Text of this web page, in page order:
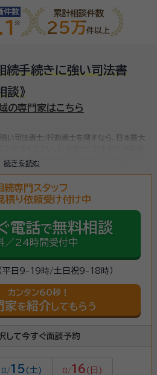
件数 累計相談件数
25万件以上
続手続きに強い司法書
談》
の専門家はこちら
続きを読む
い司法書士/行政書士を探すなら、日本最大
続きに強い司法書士/行政書士をお探しいた
続財産が基礎控除額を超えていた場合）など
い専門家にまずは相談 しましょう。
続専門スタッフ
積り依頼受け付け中
電話で無料相談
／24時間受付中
平日9-19時/土日祝9-18時）
カンタン60秒！
家を紹介 してもらう
して今すぐ面談予約
8/15(土) 8/16 (日)